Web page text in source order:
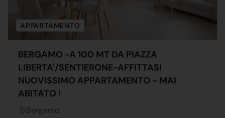
APPARTAMENTO
BERGAMO -A 100 MT DA PIAZZA
LIBERTA'/SENTIERONE-AFFITTASI
NUOVISSIMO APPARTAMENTO - MAI
ABITATO !
Bergamo